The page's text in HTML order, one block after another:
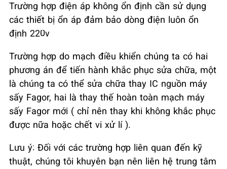
Trường hợp điện áp không ổn định cần sử dụng
các thiết bị ổn áp đảm bảo dòng điện luôn ổn
định 220v
Trường hợp do mạch điều khiển chúng ta có hai
phương án để tiến hành khắc phục sửa chữa, một
là chúng ta có thể sửa chữa thay IC nguồn máy
sấy Fagor, hai là thay thế hoàn toàn mạch máy
sấy Fagor mới ( chỉ nên thay khi không khắc phục
được nữa hoặc chết vi xử lí ).
Lưu ý: Đối với các trường hợp liên quan đến kỹ
thuật, chúng tôi khuyên bạn nên liên hệ trung tâm